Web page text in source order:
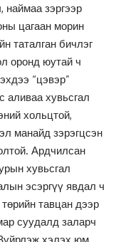
наймаа зэргээр
цагаан морин
таталган бичлэг
оронд юутай ч
“цэвэр”
аливаа хувьсгал
хольцтой,
манайд зэрэгцсэн
Ардчилсан
хувьсгал
эсэргүү явдал ч
тавцан дээр
суудалд заларч